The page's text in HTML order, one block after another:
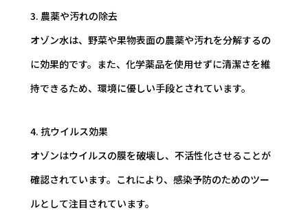
3. 農薬や汚れの除去
オゾン水は、野菜や果物表面の農薬や汚れを分解するの
に効果的です。また、化学薬品を使用せずに清潔さを維
持できるため、環境に優しい手段とされています。
4. 抗ウイルス効果
オゾンはウイルスの膜を破壊し、不活性化させることが
確認されています。これにより、感染予防のためのツー
ルとして注目されています。